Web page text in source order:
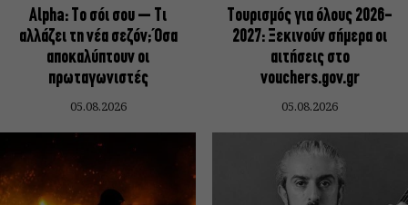
Alpha: Το σόι σου – Τι
αλλάζει τη νέα σεζόν; Όσα
αποκαλύπτουν οι
πρωταγωνιστές
05.08.2026
Τουρισμός για όλους 2026-
2027: Ξεκινούν σήμερα οι
αιτήσεις στο
vouchers.gov.gr
05.08.2026